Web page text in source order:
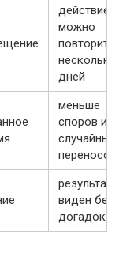
действие
можно
повторить
несколько
дней
меньше
споров и
случайных
переносов
результат
виден без
догадок